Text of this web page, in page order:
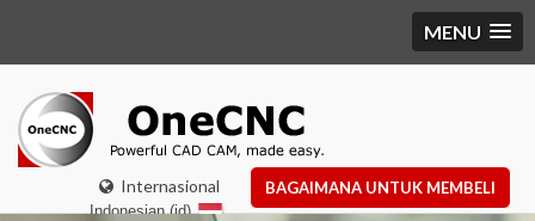
MENU
Internasional BAGAIMANA UNTUK MEMBELI
Indonesian (id)